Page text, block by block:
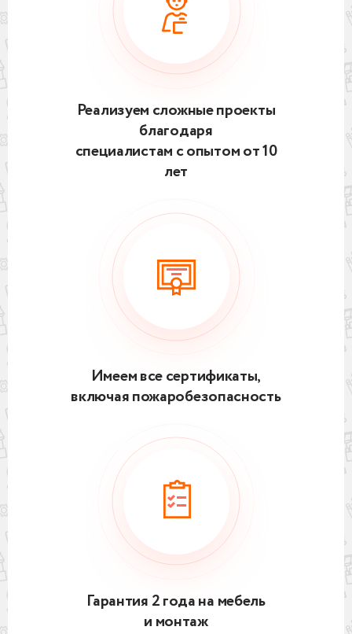
Реализуем сложные проекты
благодаря
специалистам с опытом от 10
лет
Имеем все сертификаты,
включая пожаробезопасность
Гарантия 2 года на мебель
и монтаж